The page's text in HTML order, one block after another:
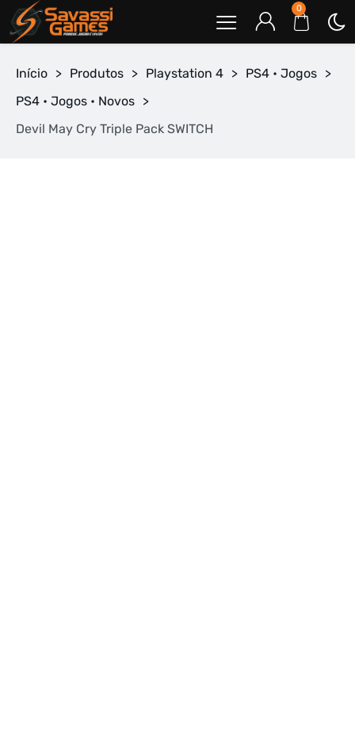
0
Início > Produtos > Playstation 4 > PS4 • Jogos >
PS4 • Jogos • Novos >
Devil May Cry Triple Pack SWITCH